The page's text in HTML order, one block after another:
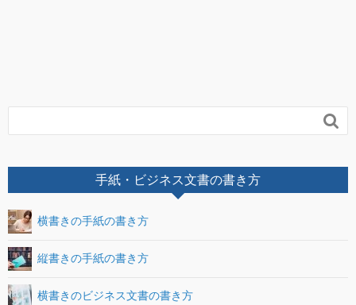

手紙・ビジネス文書の書き方
横書きの手紙の書き方
縦書きの手紙の書き方
横書きのビジネス文書の書き方